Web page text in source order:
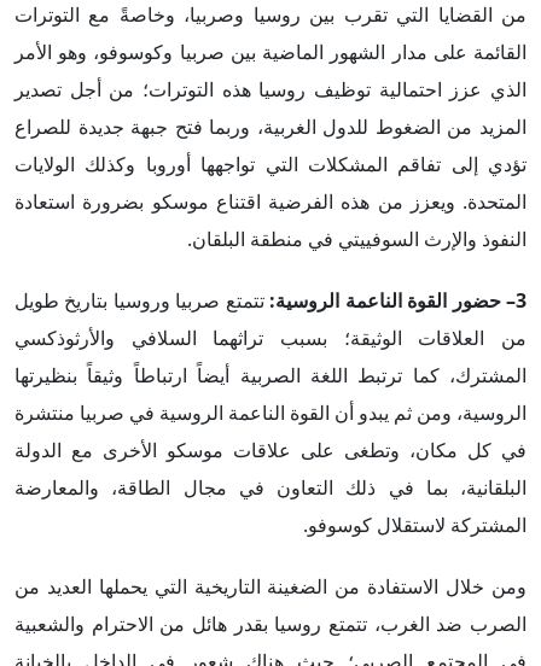
من القضايا التي تقرب بين روسيا وصربيا، وخاصةً مع التوترات
القائمة على مدار الشهور الماضية بين صربيا وكوسوفو، وهو الأمر
الذي عزز احتمالية توظيف روسيا هذه التوترات؛ من أجل تصدير
المزيد من الضغوط للدول الغربية، وربما فتح جبهة جديدة للصراع
تؤدي إلى تفاقم المشكلات التي تواجهها أوروبا وكذلك الولايات
المتحدة. ويعزز من هذه الفرضية اقتناع موسكو بضرورة استعادة
النفوذ والإرث السوفييتي في منطقة البلقان.
3– حضور القوة الناعمة الروسية:
تتمتع صربيا وروسيا بتاريخ طويل
من العلاقات الوثيقة؛ بسبب تراثهما السلافي والأرثوذكسي
المشترك، كما ترتبط اللغة الصربية أيضاً ارتباطاً وثيقاً بنظيرتها
الروسية، ومن ثم يبدو أن القوة الناعمة الروسية في صربيا منتشرة
في كل مكان، وتطغى على علاقات موسكو الأخرى مع الدولة
البلقانية، بما في ذلك التعاون في مجال الطاقة، والمعارضة
المشتركة لاستقلال كوسوفو.
ومن خلال الاستفادة من الضغينة التاريخية التي يحملها العديد من
الصرب ضد الغرب، تتمتع روسيا بقدر هائل من الاحترام والشعبية